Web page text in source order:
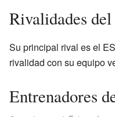
Rivalidades
Su principal rival es el
rivalidad con su equipo
Entrenadores